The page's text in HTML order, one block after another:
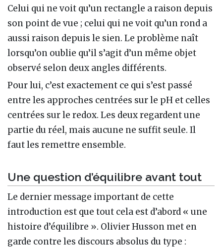
Celui qui ne voit qu’un rectangle a raison depuis
son point de vue ; celui qui ne voit qu’un rond a
aussi raison depuis le sien. Le problème naît
lorsqu’on oublie qu’il s’agit d’un même objet
observé selon deux angles différents.
Pour lui, c’est exactement ce qui s’est passé
entre les approches centrées sur le pH et celles
centrées sur le redox. Les deux regardent une
partie du réel, mais aucune ne suffit seule. Il
faut les remettre ensemble.
Une question d’équilibre avant tout
Le dernier message important de cette
introduction est que tout cela est d’abord « une
histoire d’équilibre ». Olivier Husson met en
garde contre les discours absolus du type :